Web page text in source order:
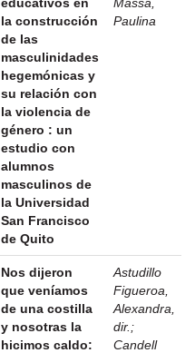
la construcción
de las
masculinidades
hegemónicas y
su relación con
la violencia de
género : un
estudio con
alumnos
masculinos de
la Universidad
San Francisco
de Quito
Paulina
Nos dijeron
que veníamos
de una costilla
y nosotras la
hicimos caldo:
Astudillo
Figueroa,
Alexandra,
dir. ;
Candell